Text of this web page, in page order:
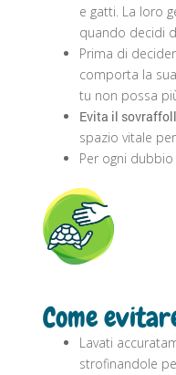
e gatti. La loro
quando decidi
Prima di
comporta la
tu non possa
Evita il
spazio vitale
Per ogni
Come
Lavati
strofinandole